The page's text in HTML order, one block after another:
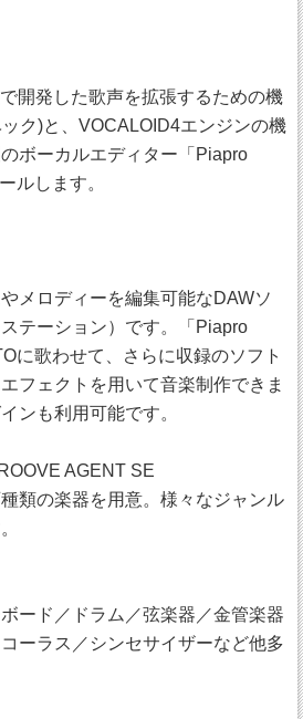
開発した歌声を拡張するための機
ク)と、VOCALOID4エンジンの機
ボーカルエディター「Piapro
ルします。
メロディーを編集可能なDAWソ
テーション）です。「Piapro
に歌わせて、さらに収録のソフト
フェクトを用いて音楽制作できま
ンも利用可能です。
AGENT SE
類の楽器を用意。様々なジャンル
ード／ドラム／弦楽器／金管楽器
ーラス／シンセサイザーなど他多